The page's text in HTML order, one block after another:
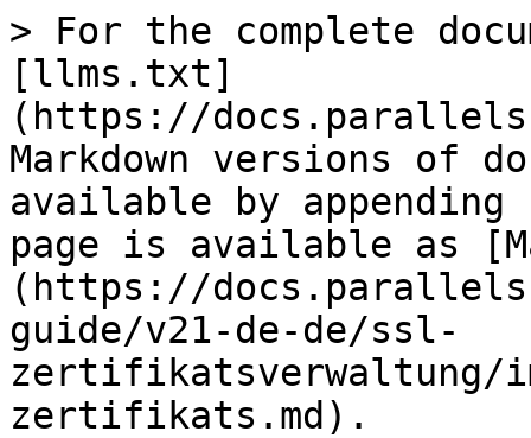
> For the complete
[llms.txt]
(https://
Markdown versions of
available by
page is available as
(https://
guide/v21-de-de/ssl-
zertifikatsverwaltung/
zertifikats.md).